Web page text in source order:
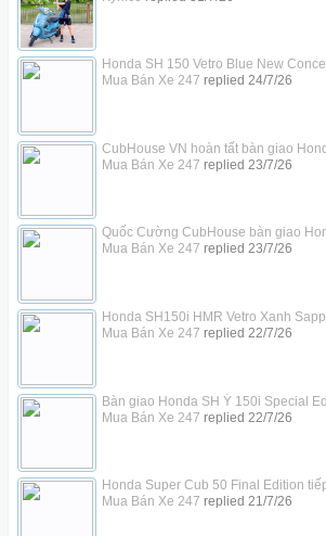
Honda SH 150 Vetro Blue New
Mua Bán Xe 247 replied 24/7/26
CubHouse VN hoàn tất bàn giao
Mua Bán Xe 247 replied 23/7/26
Quốc Cường CubHouse bàn giao
Mua Bán Xe 247 replied 23/7/26
Honda SH150i HMR Vetro Xanh
Mua Bán Xe 247 replied 22/7/26
Bàn giao Honda SH Ý 150i Special
Mua Bán Xe 247 replied 22/7/26
Honda Super Cub 50 Final Edition
Mua Bán Xe 247 replied 21/7/26